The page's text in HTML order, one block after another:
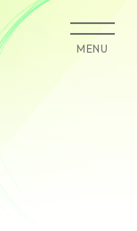
MENU